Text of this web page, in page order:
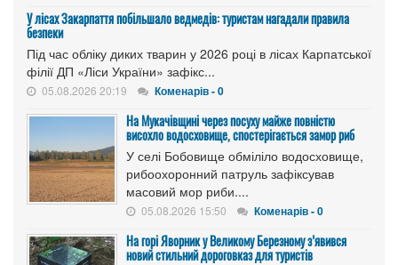
У лісах Закарпаття побільшало ведмедів: туристам нагадали правила
безпеки
Під час обліку диких тварин у 2026 році в лісах Карпатської
філії ДП «Ліси України» зафікс...
05.08.2026 20:19 Коменарів - 0
На Мукачівщині через посуху майже повністю
висохло водосховище, спостерігається замор риб
У селі Бобовище обміліло водосховище,
рибоохоронний патруль зафіксував
масовий мор риби....
05.08.2026 15:50 Коменарів - 0
На горі Яворник у Великому Березному з’явився
новий стильний дороговказ для туристів